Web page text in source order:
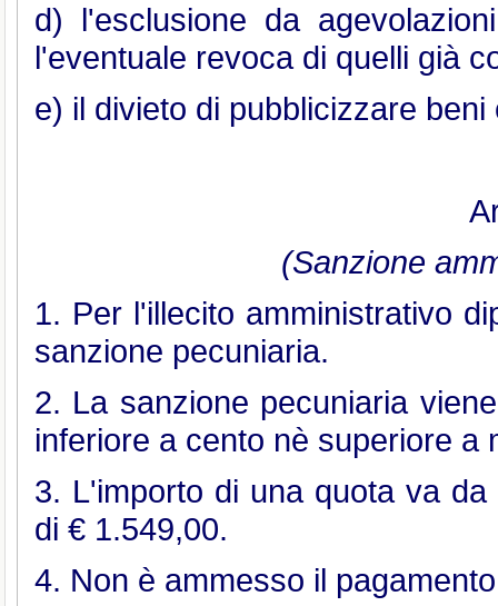
d) l'esclusione da
l'eventuale revoca di quelli già
e) il divieto di pubblicizzare beni
(Sanzione
1. Per l'illecito amministrativo
sanzione pecuniaria.
2. La sanzione pecuniaria
inferiore a cento nè superiore a
3. L'importo di una quota va
di € 1.549,00.
4. Non è ammesso il